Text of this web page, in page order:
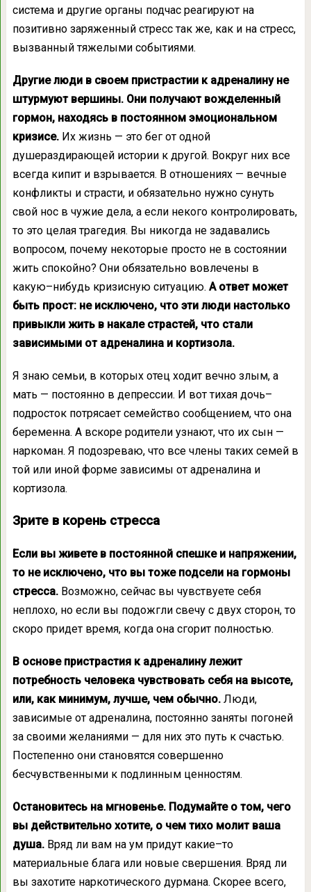
система и другие органы подчас реагируют на
позитивно заряженный стресс так же, как и на стресс,
вызванный тяжелыми событиями.
Другие люди в своем пристрастии к адреналину не
штурмуют вершины. Они получают вожделенный
гормон, находясь в постоянном эмоциональном
кризисе.Их жизнь — это бег от одной
душераздирающей истории к другой. Вокруг них все
всегда кипит и взрывается. В отношениях — вечные
конфликты и страсти, и обязательно нужно сунуть
свой нос в чужие дела, а если некого контролировать,
то это целая трагедия. Вы никогда не задавались
вопросом, почему некоторые просто не в состоянии
жить спокойно? Они обязательно вовлечены в
какую–нибудь кризисную ситуацию. А ответ может
быть прост: не исключено, что эти люди настолько
привыкли жить в накале страстей, что стали
зависимыми от адреналина и кортизола.
Я знаю семьи, в которых отец ходит вечно злым, а
мать — постоянно в депрессии. И вот тихая дочь–
подросток потрясает семейство сообщением, что она
беременна. А вскоре родители узнают, что их сын —
наркоман. Я подозреваю, что все члены таких семей в
той или иной форме зависимы от адреналина и
кортизола.
Зрите в корень стресса
Если вы живете в постоянной спешке и напряжении,
то не исключено, что вы тоже подсели на гормоны
стресса. Возможно, сейчас вы чувствуете себя
неплохо, но если вы подожгли свечу с двух сторон, то
скоро придет время, когда она сгорит полностью.
В основе пристрастия к адреналину лежит
потребность человека чувствовать себя на высоте,
или, как минимум, лучше, чем обычно.Люди,
зависимые от адреналина, постоянно заняты погоней
за своими желаниями — для них это путь к счастью.
Постепенно они становятся совершенно
бесчувственными к подлинным ценностям.
Остановитесь на мгновенье. Подумайте о том, чего
вы действительно хотите, о чем тихо молит ваша
душа. Вряд ли вам на ум придут какие–то
материальные блага или новые свершения. Вряд ли
вы захотите наркотического дурмана. Скорее всего,